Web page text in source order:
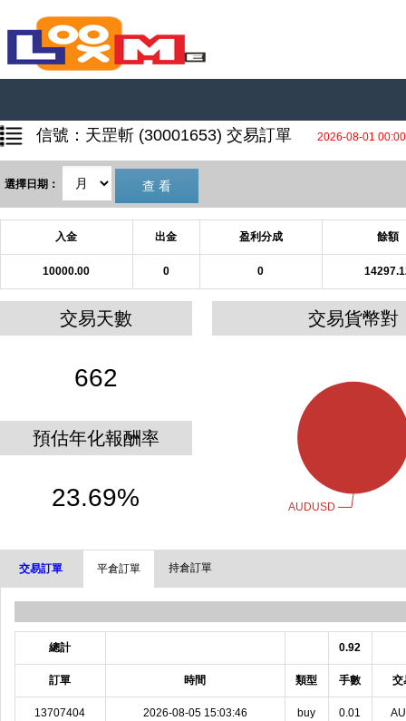
信號：天罡斬 (30001653) 交易訂單 2026-08-01
選擇日期：
入金 出金 盈利分成 餘額
10000.00 0 0
交易天數
662
預估年化報酬率
23.69%
交易貨幣對
交易訂單 平倉訂單 持倉訂單
總計 0.92
訂單 時間 類型 手數 交
13707404 2026-08-05 15:03:46 buy 0.01